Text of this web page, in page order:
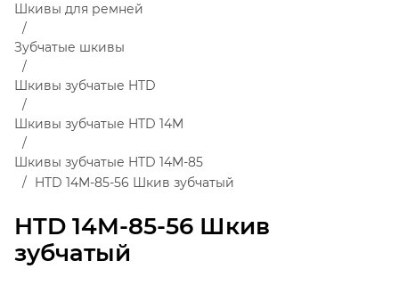
HTD 14M-85-56 Шкив
зубчатый
Шкивы для ремней
Зубчатые шкивы
Шкивы зубчатые HTD
Шкивы зубчатые HTD 14M
Шкивы зубчатые HTD 14M-85
HTD 14M-85-56 Шкив зубчатый